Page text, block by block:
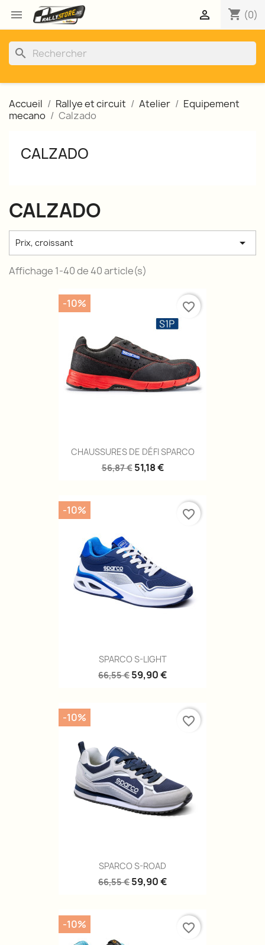
 shopping_cart (0)

search
Accueil Rallye et circuit Atelier
Equipement
mecano
Calzado
CALZADO
CALZADO
Prix, croissant 
Affichage 1-40 de 40 article(s)
CHAUSSURES DE DÉFI SPARCO
56,87 € 51,18 €
-10% favorite_border
SPARCO S-LIGHT
66,55 € 59,90 €
-10% favorite_border
SPARCO S-ROAD
66,55 € 59,90 €
-10% favorite_border
-10% favorite_border